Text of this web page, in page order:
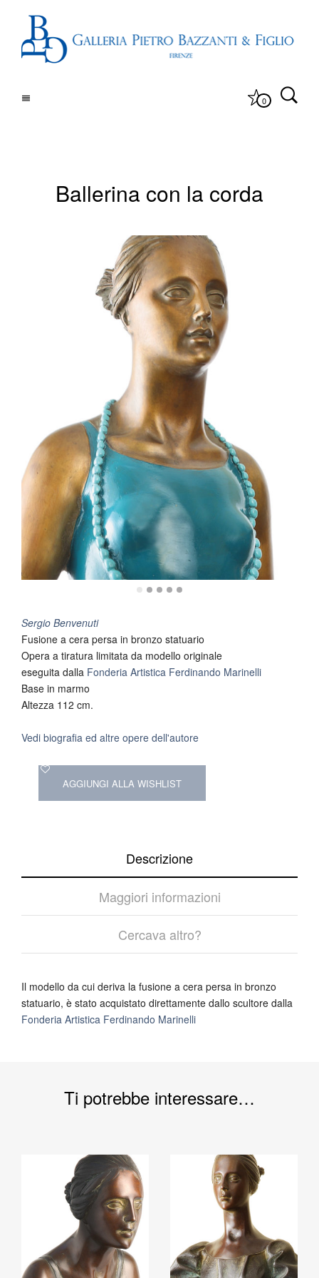
0
Ballerina con la corda
Sergio Benvenuti
Fusione a cera persa in bronzo statuario
Opera a tiratura limitata da modello originale
eseguita dalla Fonderia Artistica Ferdinando Marinelli
Base in marmo
Altezza 112 cm.
Vedi biografia ed altre opere dell'autore
AGGIUNGI ALLA WISHLIST
Descrizione
Maggiori informazioni
Cercava altro?
Il modello da cui deriva la fusione a cera persa in bronzo
statuario, è stato acquistato direttamente dallo scultore dalla
Fonderia Artistica Ferdinando Marinelli
Ti potrebbe interessare…